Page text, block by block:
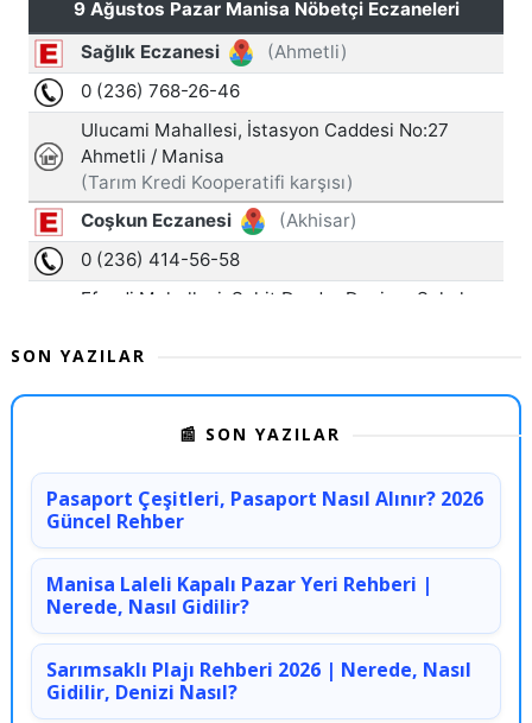
SON YAZILAR
📰 SON YAZILAR
Pasaport Çeşitleri, Pasaport Nasıl Alınır? 2026
Güncel Rehber
Manisa Laleli Kapalı Pazar Yeri Rehberi |
Nerede, Nasıl Gidilir?
Sarımsaklı Plajı Rehberi 2026 | Nerede, Nasıl
Gidilir, Denizi Nasıl?